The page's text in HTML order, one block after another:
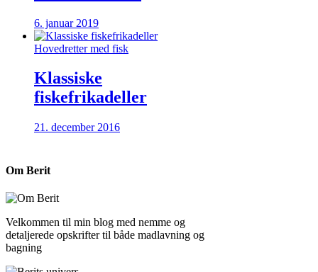
6. januar 2019
Hovedretter med fisk
Klassiske
fiskefrikadeller
21. december 2016
Om Berit
Velkommen til min blog med nemme og
detaljerede opskrifter til både madlavning og
bagning